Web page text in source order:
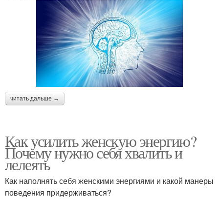
читать дальше →
Как усилить женскую энергию?
Почему нужно себя хвалить и
лелеять
Как наполнять себя женскими энергиями и какой манеры
поведения придерживаться?